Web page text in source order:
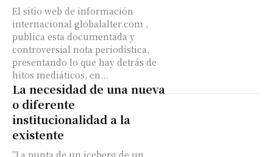
El sitio web de información
internacional globalalter.com ,
publica esta documentada y
controversial nota periodística,
presentando lo que hay detrás de
hitos mediáticos, en...
La necesidad de una nueva
o diferente
institucionalidad a la
existente